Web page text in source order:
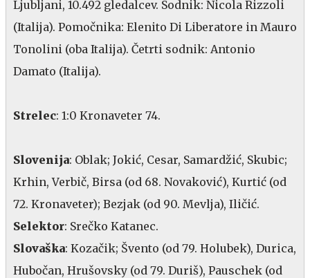
Ljubljani, 10.492 gledalcev. Sodnik: Nicola Rizzoli
(Italija). Pomočnika: Elenito Di Liberatore in Mauro
Tonolini (oba Italija). Četrti sodnik: Antonio
Damato (Italija).
Strelec: 1:0 Kronaveter 74.
Slovenija: Oblak; Jokić, Cesar, Samardžić, Skubic;
Krhin, Verbič, Birsa (od 68. Novaković), Kurtić (od
72. Kronaveter); Bezjak (od 90. Mevlja), Iličić.
Selektor: Srečko Katanec.
Slovaška: Kozačik; Švento (od 79. Holubek), Durica,
Hubočan, Hrušovsky (od 79. Duriš), Pauschek (od